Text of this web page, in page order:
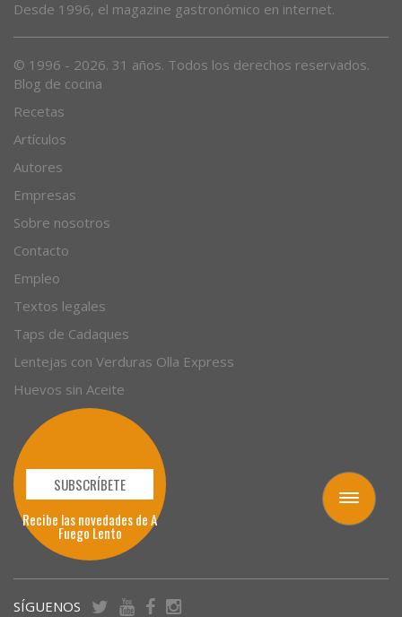
Toggle
navigation
Blog de cocina
Recetas
Artículos
Autores
Empresas
Sobre nosotros
Contacto
Empleo
Textos legales
Taps de Cadaques
Lentejas con Verduras Olla Express
Huevos sin Aceite
SUBSCRÍBETE
Recibe las novedades de A